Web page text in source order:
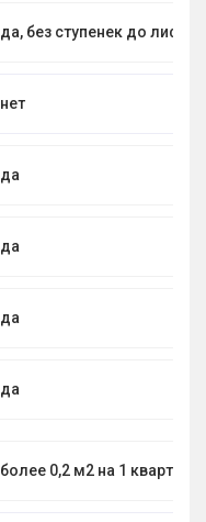
да, без ступенек до лифта
нет
да
да
да
да
более 0,2 м2 на 1 квартиру